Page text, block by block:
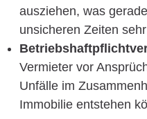
ausziehen, was
unsicheren Zeiten
Vermieter vor
Unfälle im
Immobilie entstehen